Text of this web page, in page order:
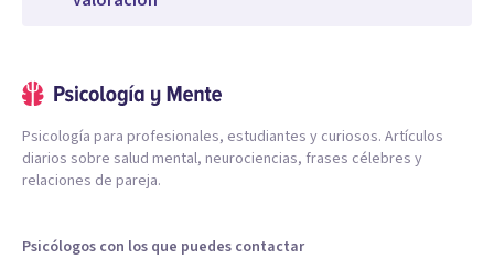
Psicología para profesionales, estudiantes y curiosos. Artículos
diarios sobre salud mental, neurociencias, frases célebres y
relaciones de pareja.
Psicólogos con los que puedes contactar